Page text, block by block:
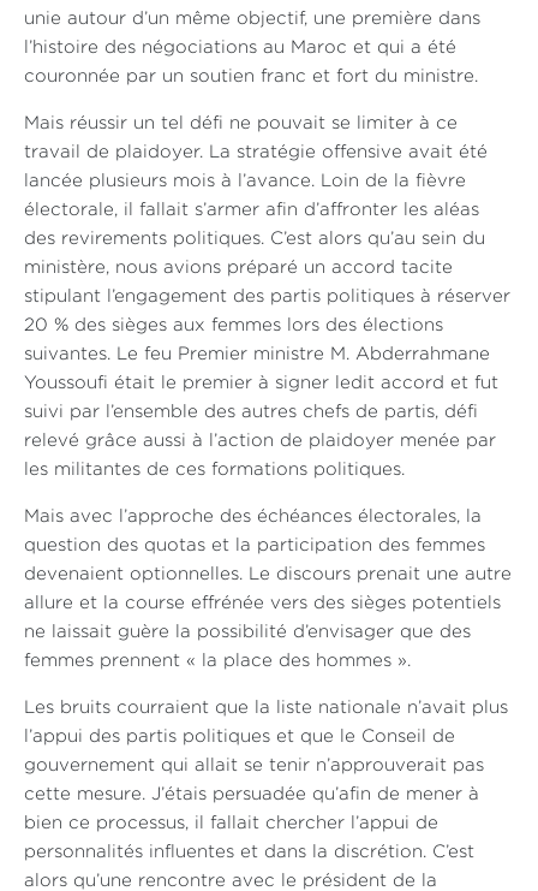
unie autour d’un même objectif, une première dans
l’histoire des négociations au Maroc et qui a été
couronnée par un soutien franc et fort du ministre.
Mais réussir un tel défi ne pouvait se limiter à ce
travail de plaidoyer. La stratégie offensive avait été
lancée plusieurs mois à l’avance. Loin de la fièvre
électorale, il fallait s’armer afin d’affronter les aléas
des revirements politiques. C’est alors qu’au sein du
ministère, nous avions préparé un accord tacite
stipulant l’engagement des partis politiques à réserver
20 % des sièges aux femmes lors des élections
suivantes. Le feu Premier ministre M. Abderrahmane
Youssoufi était le premier à signer ledit accord et fut
suivi par l’ensemble des autres chefs de partis, défi
relevé grâce aussi à l’action de plaidoyer menée par
les militantes de ces formations politiques.
Mais avec l’approche des échéances électorales, la
question des quotas et la participation des femmes
devenaient optionnelles. Le discours prenait une autre
allure et la course effrénée vers des sièges potentiels
ne laissait guère la possibilité d’envisager que des
femmes prennent « la place des hommes ».
Les bruits courraient que la liste nationale n’avait plus
l’appui des partis politiques et que le Conseil de
gouvernement qui allait se tenir n’approuverait pas
cette mesure. J’étais persuadée qu’afin de mener à
bien ce processus, il fallait chercher l’appui de
personnalités influentes et dans la discrétion. C’est
alors qu’une rencontre avec le président de la